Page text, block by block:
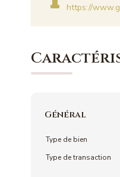
https://
Général
Type de bien
Type de transaction